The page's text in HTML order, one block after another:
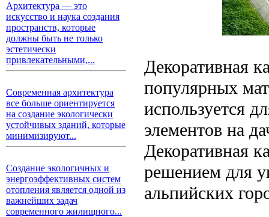
Архитектура — это
искусство и наука создания
пространств, которые
должны быть не только
эстетически
привлекательными,...
Современная архитектура
все больше ориентируется
на создание экологически
устойчивых зданий, которые
минимизируют...
Создание экологичных и
энергоэффективных систем
отопления является одной из
важнейших задач
современного жилищного...
Декоративная
популярных
используется
элементов на
Декоративная
решением для
альпийских